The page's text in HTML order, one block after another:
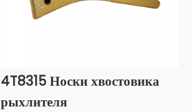
4T8315 Носки хвостовика
рыхлителя